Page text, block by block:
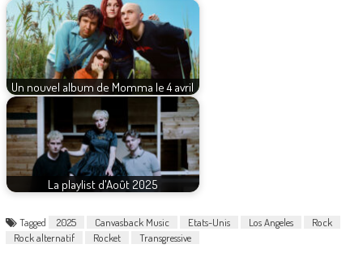
Un nouvel album de Momma le 4 avril
La playlist d'Août 2025
Tagged 2025 Canvasback Music Etats-Unis Los Angeles
Rock
Rock alternatif
Rocket Transgressive